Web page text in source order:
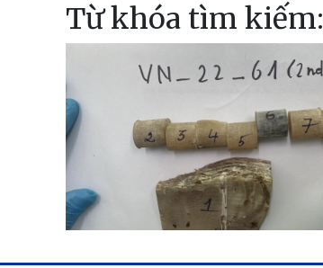
Từ khóa tìm kiếm: